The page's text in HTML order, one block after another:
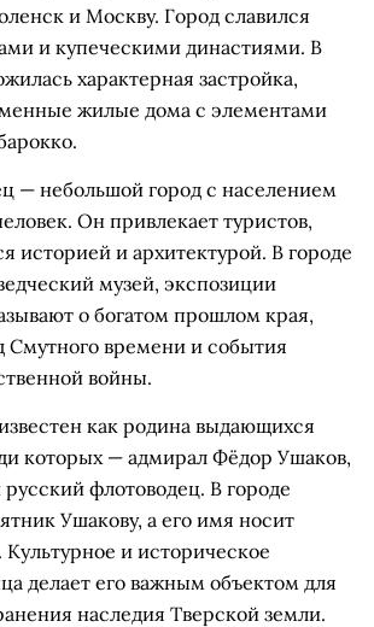
и Москву. Город славился
и купеческими династиями. В
характерная застройка,
жилые дома с элементами
— небольшой город с населением
Он привлекает туристов,
историей и архитектурой. В городе
музей, экспозиции
о богатом прошлом края,
Смутного времени и события
войны.
как родина выдающихся
которых — адмирал Фёдор Ушаков,
флотоводец. В городе
Ушакову, а его имя носит
и историческое
делает его важным объектом для
наследия Тверской земли.